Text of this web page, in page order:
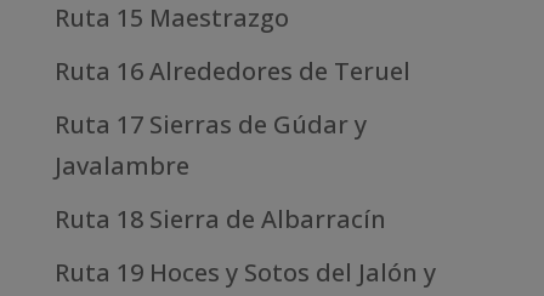
Ruta 15 Maestrazgo
Ruta 16 Alrededores de Teruel
Ruta 17 Sierras de Gúdar y
Javalambre
Ruta 18 Sierra de Albarracín
Ruta 19 Hoces y Sotos del Jalón y